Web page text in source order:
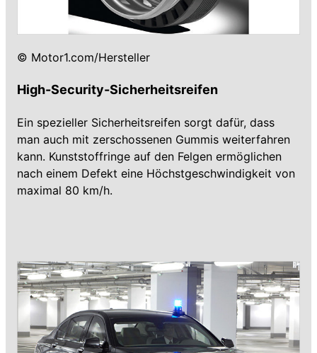
© Motor1.com/Hersteller
High-Security-Sicherheitsreifen
Ein spezieller Sicherheitsreifen sorgt dafür, dass
man auch mit zerschossenen Gummis weiterfahren
kann. Kunststoffringe auf den Felgen ermöglichen
nach einem Defekt eine Höchstgeschwindigkeit von
maximal 80 km/h.